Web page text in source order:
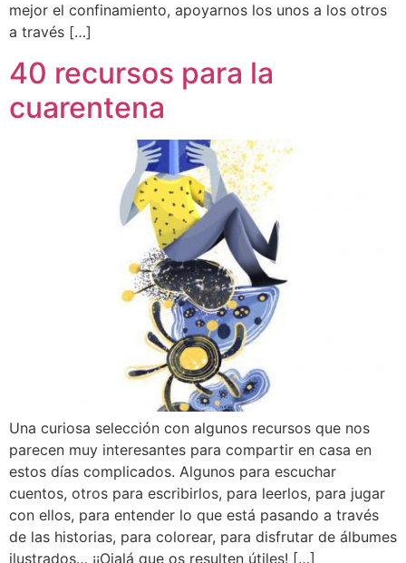
mejor el confinamiento, apoyarnos los unos a los otros
a través […]
40 recursos para la
cuarentena
Una curiosa selección con algunos recursos que nos
parecen muy interesantes para compartir en casa en
estos días complicados. Algunos para escuchar
cuentos, otros para escribirlos, para leerlos, para jugar
con ellos, para entender lo que está pasando a través
de las historias, para colorear, para disfrutar de álbumes
ilustrados… ¡¡Ojalá que os resulten útiles! […]